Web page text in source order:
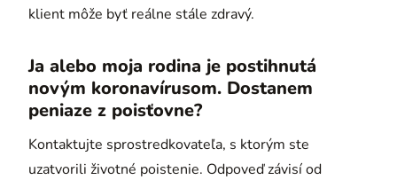
klient môže byť reálne stále zdravý.
Ja alebo moja rodina je postihnutá
novým koronavírusom. Dostanem
peniaze z poisťovne?
Kontaktujte sprostredkovateľa, s ktorým ste
uzatvorili životné poistenie. Odpoveď závisí od